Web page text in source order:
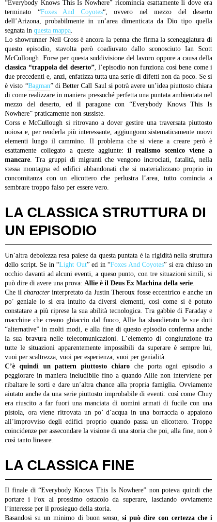
“Everybody Knows This Is Nowhere” ricomincia esattamente li dove era
terminato “Foxes And Coyotes“, ovvero nel mezzo del deserto
dell’Arizona, probabilmente in un’area dimenticata da Dio tipo quella
segnata in questa mappa
Lo showrunner Neil Cross è ancora la penna che firma la sceneggiatura di
questo episodio, stavolta però coadiuvato dallo sconosciuto Ian Scott
McCullough. Forse per questa suddivisione del lavoro oppure a causa della
classica “trappola del deserto”, l’episodio non funziona così bene come i
due precedenti e, anzi, enfatizza tutta una serie di difetti non da poco. Se si
è visto “Bagman” di Better Call Saul si potrà avere un’idea piuttosto chiara
di come realizzare in maniera pressoché perfetta una puntata ambientata nel
mezzo del deserto, ed il paragone con “Everybody Knows This Is
Nowhere” praticamente non sussiste.
Corss e McCullough si ritrovano a dover gestire una traversata piuttosto
noiosa e, per renderla più interessante, aggiungono sistematicamente nuovi
elementi lungo il cammino. Il problema che si viene a creare però è
esattamente collegato a queste aggiunte:il realismo scenico viene a
mancare . Tra gruppi di migranti che vengono incrociati, fatalità, nella
stessa montagna ed edifici abbandonati che si materializzano proprio in
concomitanza con un elicottero che perlustra l’area, tutto comincia a
sembrare troppo falso per essere vero.
LA CLASSICA STRUTTURA DI
UN EPISODIO
Un’altra debolezza resa palese da questa puntata è la rigidità nella struttura
dello script. Se in “Light Out” ed in “Foxes And Coyotes” si era chiuso un
occhio davanti ad alcuni eventi, a queso punto, con tre situazioni simili, si
può dire di avere una prova: Allie è il Deus Ex Machina della serie
Che ilcharacterinterpretato da Justin Theroux fosse eccentrico e anche un
po’ geniale lo si era intuito da diversi elementi, così come si è potuto
constatare a più riprese la sua abilità tecnologica. Tra gabbie di Faraday e
macchine che creano ghiaccio dal fuoco, Allie ha sbandierato le sue doti
“alternative” in molti modi, e alla fine di questo episodio conferma anche
la sua bravura nelle telecomunicazioni. L’elemento di congiunzione tra
tutte le situazioni apparentemente impossibili da superare è sempre lui,
vuoi per scaltrezza, vuoi per esperienza, vuoi per genialità.
C’è quindi un pattern piuttosto chiaro che porta ogni episodio a
peggiorare in maniera ineludibile fino a quando Allie non interviene per
ribaltare le sorti e dare un’altra chance alla propria famiglia. Ovviamente
aiutato anche da una serie piuttosto improbabile di eventi: così come Chuy
era riuscito a far fuori una manciata di uomini armati di fucile con una
pistola, ora viene ritrovata un po’ d’acqua in una borraccia o appaiono
all’improvviso degli edifici proprio quando passa un elicottero. Troppe
coincidenze per assecondare la visione di una storia che poi, alla fine, non è
così tanto lineare.
LA CLASSICA FINE
Il finale di “Everybody Knows This Is Nowhere” non poteva quindi che
portare i Fox al prossimo ostacolo da superare, lasciando ovviamente
l’interesse per il prosieguo della storia.
Basandosi su un minimo di buon senso,si può dire con certezza che i